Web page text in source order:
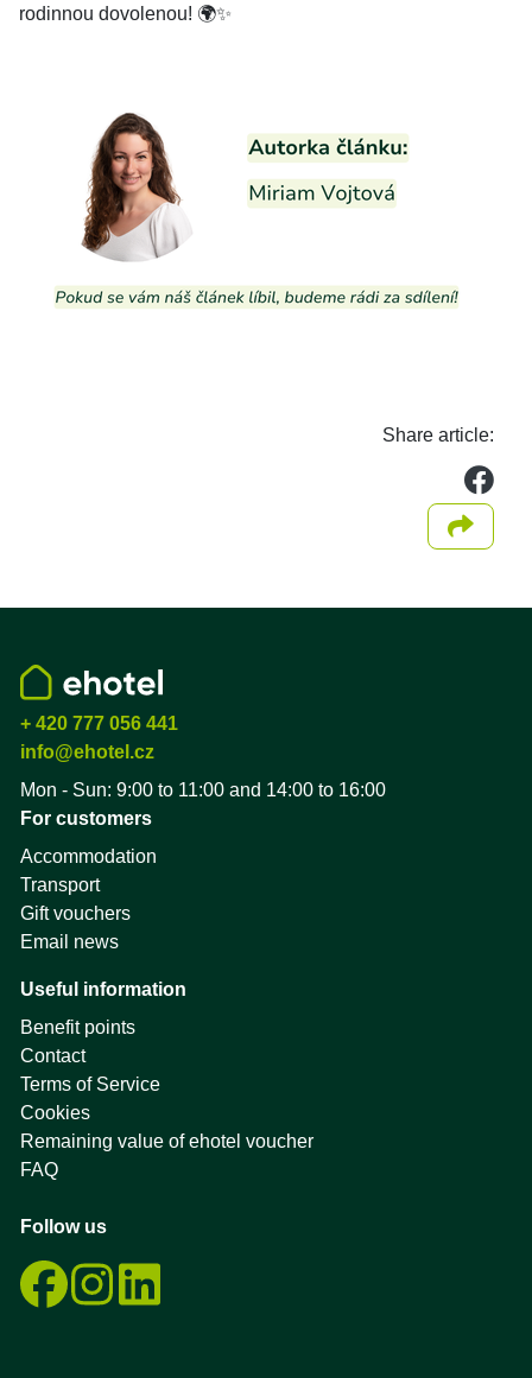
rodinnou dovolenou! 🌍✨
Share article:
+ 420 777 056 441
info@ehotel.cz
Mon - Sun: 9:00 to 11:00 and 14:00 to 16:00
For customers
Accommodation
Transport
Gift vouchers
Email news
Useful information
Benefit points
Contact
Terms of Service
Cookies
Remaining value of ehotel voucher
FAQ
Follow us